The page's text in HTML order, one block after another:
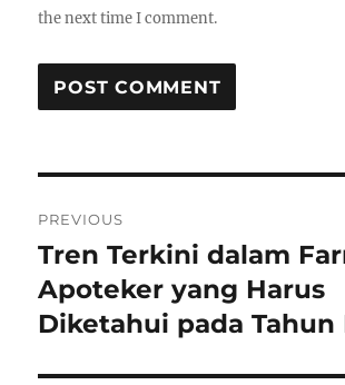
the next time I comment.
navigation
PREVIOUS
Previous
post:
Tren Terkini dalam
Apoteker yang Harus
Diketahui pada Tahun